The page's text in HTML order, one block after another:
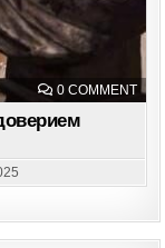
0 COMMENTON